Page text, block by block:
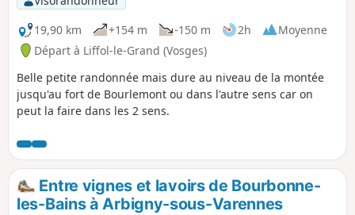
19,90 km
+154 m -150 m 2h
Moyenne
Départ à Liffol-le-Grand (Vosges)
Belle petite randonnée mais dure au niveau de la montée
jusqu'au fort de Bourlemont ou dans l'autre sens car on
peut la faire dans les 2 sens.
Entre vignes et lavoirs de Bourbonne-
les-Bains à Arbigny-sous-Varennes